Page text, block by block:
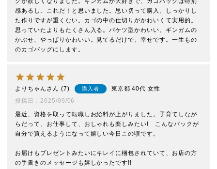
感あるし、これだ！と思いました。思い切って購入。しっかりし
た作りですが重くない。カゴの中の仕切りがかわいくて実用的。
思っていたよりもたくさん入る。バケツ型かわいい。ギンガムの
かぶせ、やっぱりかわいい。見てるだけで、幸せです。一生もの
のカゴバッグにします。
よりちゃん 7 購入者 東京都 40代 女性
投稿日
2025/09/06
最近、資格を取って転職しお給料が上がりました。子育てしなが
らだって、お仕事して、おしゃれも楽しみたい!　こんなバックが
自分で買えるようになって嬉しい今日この頃です。
お届けもプレゼントみたいにキレイに梱包されていて、お店の方
の手書きのメッセージも嬉しかったです!!